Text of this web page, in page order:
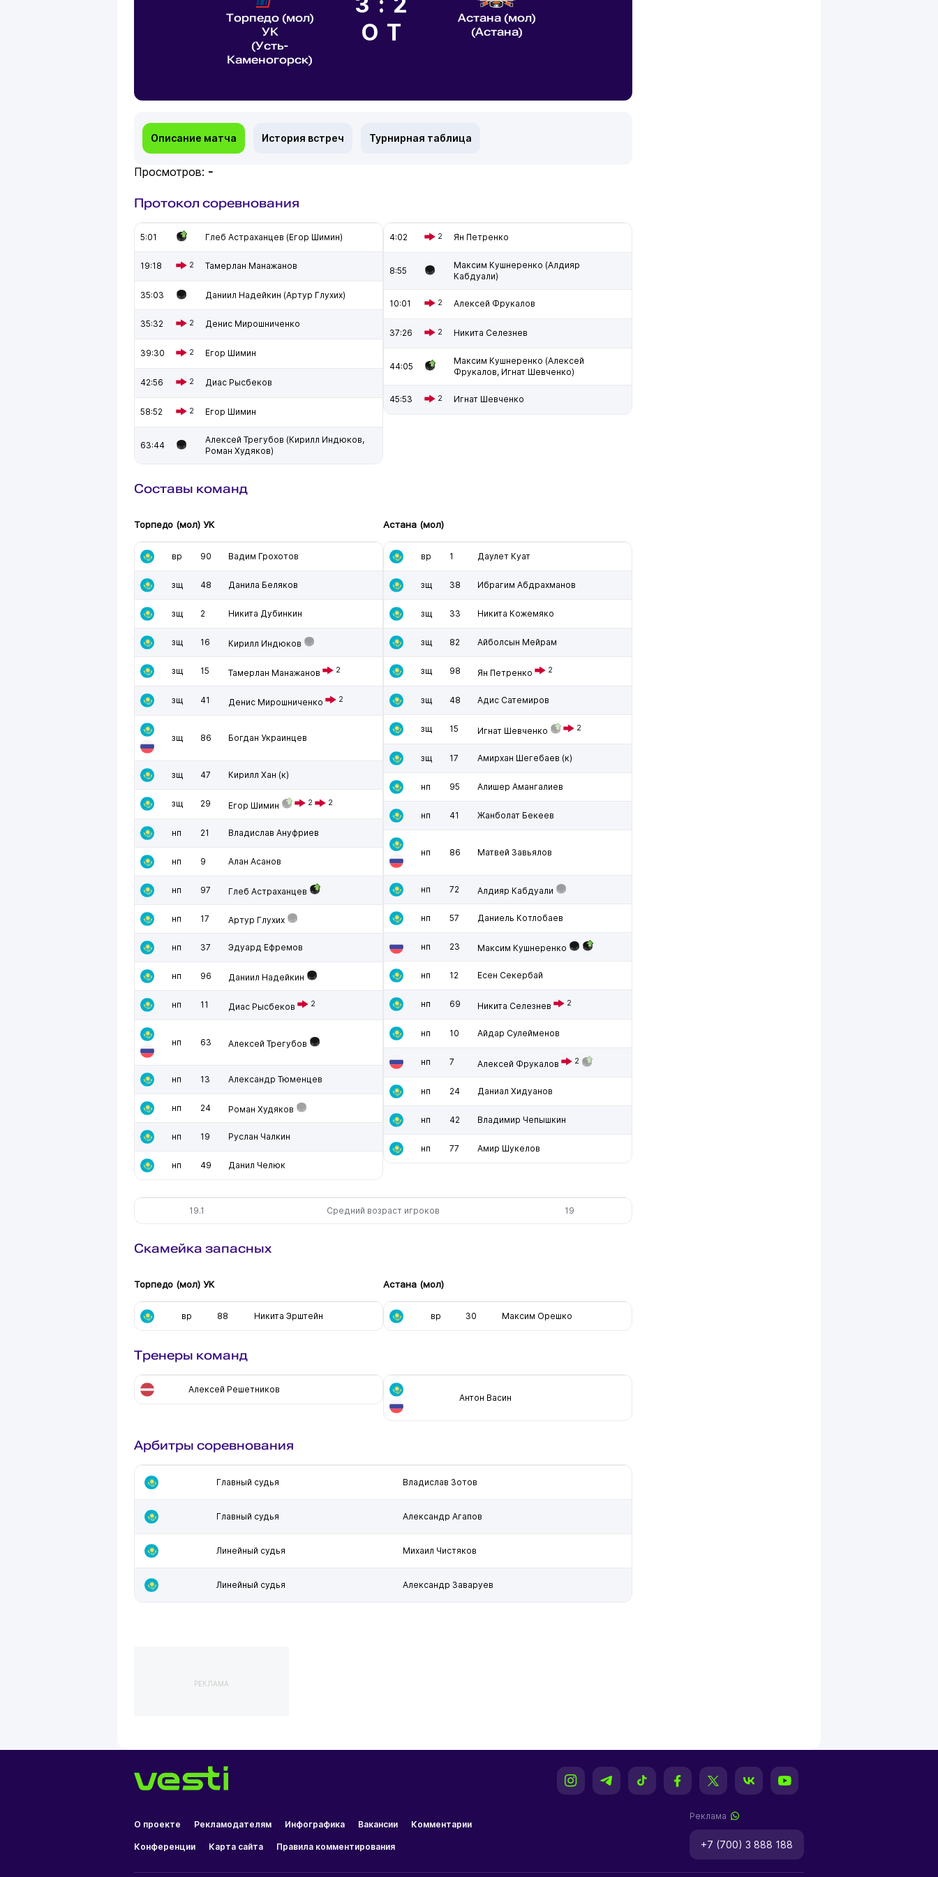
Торпедо (мол)
УК
(Усть-
Каменогорск)
ОТ
Астана (мол)
(Астана)
Описание матча История встреч Турнирная таблица
Просмотров: -
Протокол соревнования
5:01 Глеб Астраханцев (Егор Шимин)
19:18 2 Тамерлан Манажанов
35:03 Даниил Надейкин (Артур Глухих)
35:32 2 Денис Мирошниченко
39:30 2 Егор Шимин
42:56 2 Диас Рысбеков
58:52 2 Егор Шимин
63:44
Алексей Трегубов (Кирилл Индюков,
Роман Худяков)
4:02 2 Ян Петренко
8:55
Максим Кушнеренко (Алдияр
Кабдуали)
10:01 2 Алексей Фрукалов
37:26 2 Никита Селезнев
44:05
Максим Кушнеренко (Алексей
Фрукалов, Игнат Шевченко)
45:53 2 Игнат Шевченко
Составы команд
Торпедо (мол) УК
вр 90 Вадим Грохотов
зщ 48 Данила Беляков
зщ 2 Никита Дубинкин
зщ 16 Кирилл Индюков
зщ 15 Тамерлан Манажанов 2
зщ 41 Денис Мирошниченко 2
зщ 86 Богдан Украинцев
зщ 47 Кирилл Хан (к)
зщ 29 Егор Шимин 2 2
нп 21 Владислав Ануфриев
нп 9 Алан Асанов
нп 97 Глеб Астраханцев
нп 17 Артур Глухих
нп 37 Эдуард Ефремов
нп 96 Даниил Надейкин
нп 11 Диас Рысбеков 2
нп 63 Алексей Трегубов
нп 13 Александр Тюменцев
нп 24 Роман Худяков
нп 19 Руслан Чалкин
нп 49 Данил Челюк
Астана (мол)
вр 1 Даулет Куат
зщ 38 Ибрагим Абдрахманов
зщ 33 Никита Кожемяко
зщ 82 Айболсын Мейрам
зщ 98 Ян Петренко 2
зщ 48 Адис Сатемиров
зщ 15 Игнат Шевченко 2
зщ 17 Амирхан Шегебаев (к)
нп 95 Алишер Амангалиев
нп 41 Жанболат Бекеев
нп 86 Матвей Завьялов
нп 72 Алдияр Кабдуали
нп 57 Даниель Котлобаев
нп 23 Максим Кушнеренко
нп 12 Есен Секербай
нп 69 Никита Селезнев 2
нп 10 Айдар Сулейменов
нп 7 Алексей Фрукалов 2
нп 24 Даниал Хидуанов
нп 42 Владимир Чепышкин
нп 77 Амир Шукелов
19.1 Средний возраст игроков 19
Скамейка запасных
Торпедо (мол) УК
вр 88 Никита Эрштейн
Астана (мол)
вр 30 Максим Орешко
Тренеры команд
Алексей Решетников
Антон Васин
Арбитры соревнования
Главный судья Владислав Зотов
Главный судья Александр Агапов
Линейный судья Михаил Чистяков
Линейный судья Александр Заваруев
РЕКЛАМА
О проекте Рекламодателям Инфографика Вакансии Комментарии
Конференции Карта сайта Правила комментирования
Реклама
+7 (700) 3 888 188